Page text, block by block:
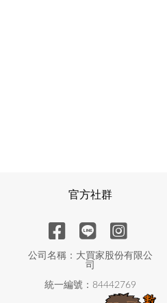
官方社群
公司名稱：大買家股份有限公
司
統一編號：84442769